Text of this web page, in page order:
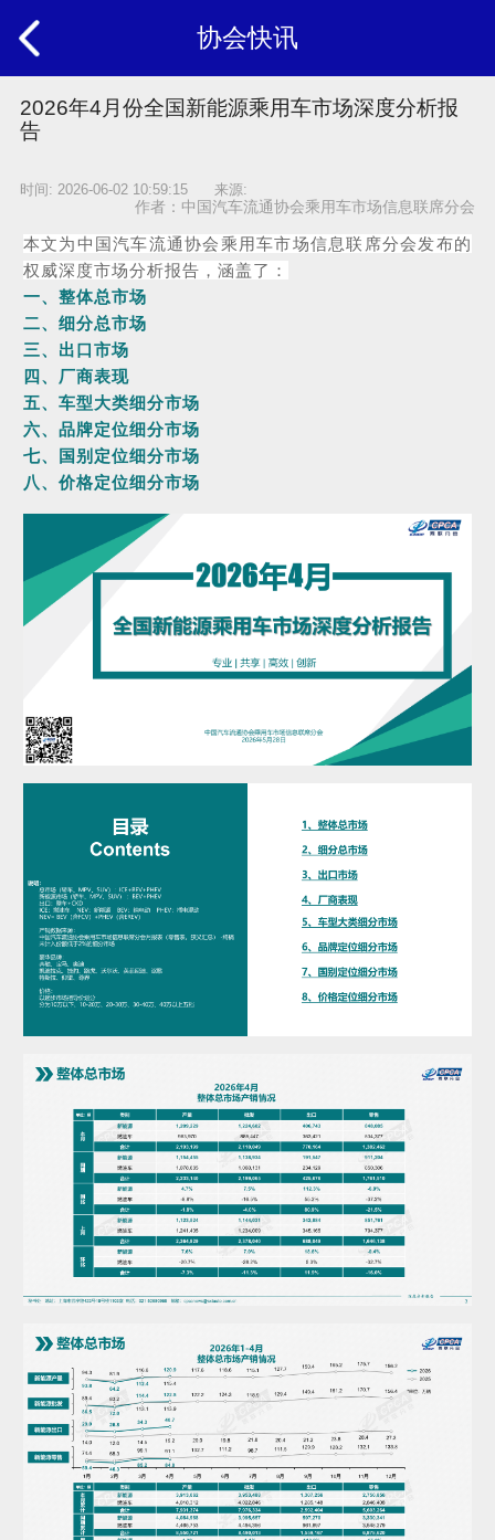
协会快讯
2026年4月份全国新能源乘用车市场深度分析报
告
时间: 2026-06-02 10:59:15 来源:
作者：中国汽车流通协会乘用车市场信息联席分会
本文为中国汽车流通协会乘用车市场信息联席分会发布的
权威深度市场分析报告，涵盖了：
一、整体总市场
二、 细分总市场
三、 出口市场
四、 厂商表现
五、 车型大类细分市场
六、 品牌定位细分市场
七、
国别定位细分市场
八、 价格定位细分市场